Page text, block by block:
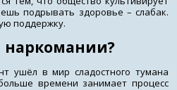
подрывать здоровье – слабак.
поддержку.
наркомании?
ушёл в мир сладостного тумана
времени занимает процесс